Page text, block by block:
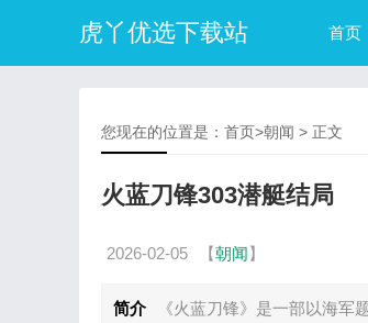
虎丫优选下载站 首页
您现在的位置是： 首页>朝闻 > 正文
火蓝刀锋303潜艇结局
2026-02-05 【朝闻】
简介
《火蓝刀锋》是一部以海军